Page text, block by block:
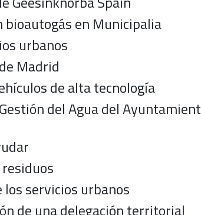
bioautogás en Municipalia
urbanos
Madrid
de alta tecnología
del Agua del
servicios urbanos
de una delegación territorial